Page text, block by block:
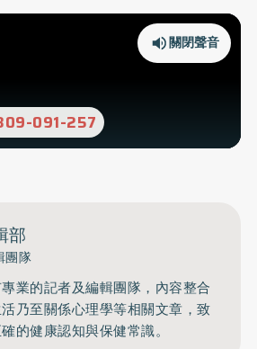
091-257
關閉聲音
部
團隊
業的記者及編輯團隊，內容整合
乃至關係心理學等相關文章，致
的健康認知與保健常識。